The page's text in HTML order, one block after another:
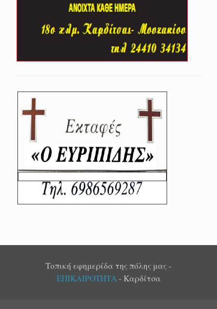
Τοπική εφημερίδα της πόλης μας -
ΕΠΙΚΑΙΡΟΤΗΤΑ- Καρδίτσα